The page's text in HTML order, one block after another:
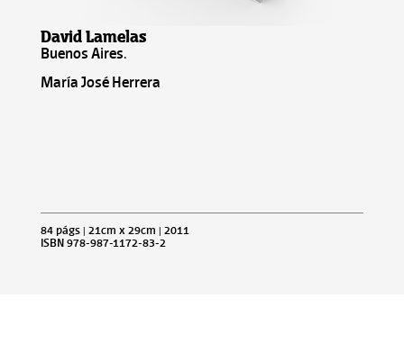
David Lamelas
Buenos Aires.
María José Herrera
84 págs | 21cm x 29cm | 2011
ISBN 978-987-1172-83-2